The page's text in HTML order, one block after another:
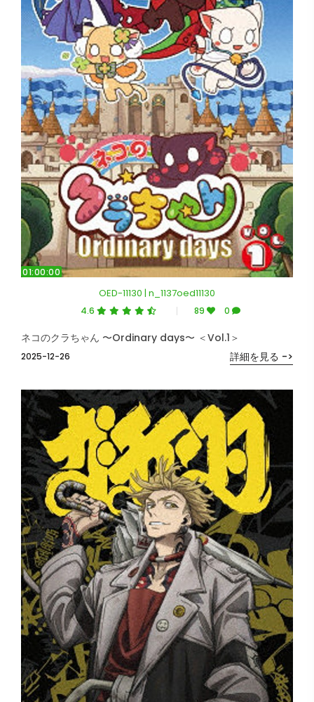
01:00:00
OED-11130 | n_1137oed11130
4.6 89 0
2025-12-26
ネコのクラちゃん 〜Ordinary days〜 ＜Vol.1＞
詳細を見る ->